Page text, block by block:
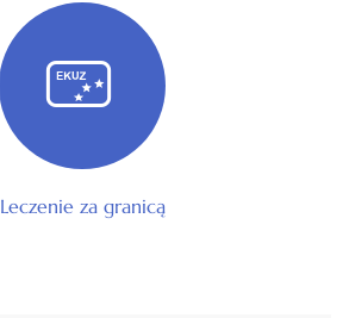
Leczenie za granicą